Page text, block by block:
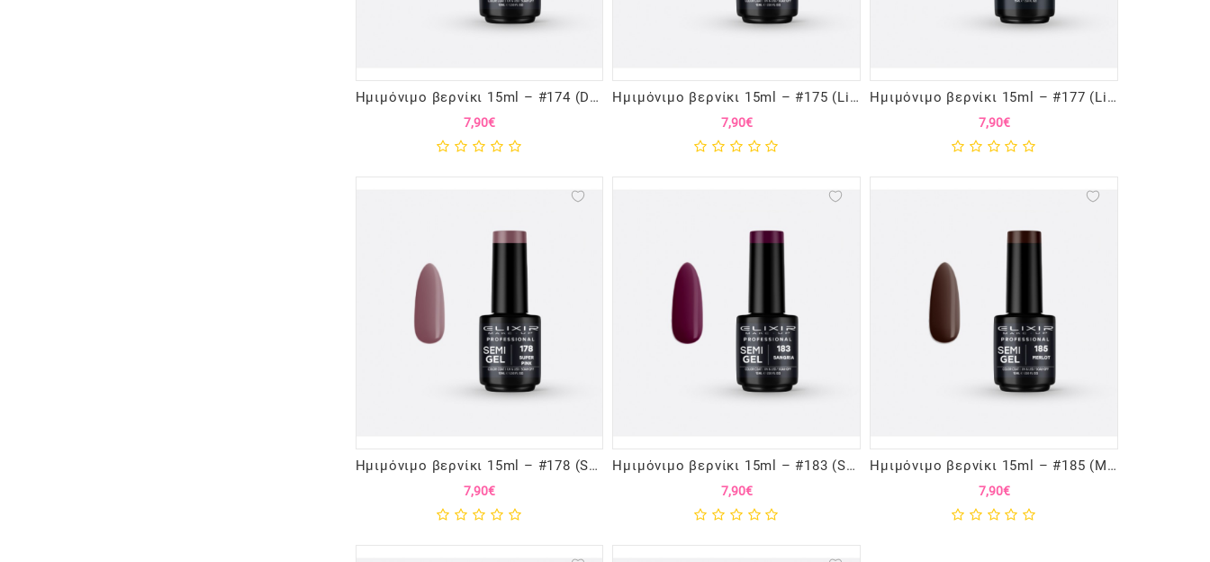
Ημιμόνιμο βερνίκι 15ml – #174 (Deep Taupe)
7,90€
Ημιμόνιμο βερνίκι 15ml – #175 (Light Beaver)
7,90€
Ημιμόνιμο βερνίκι 15ml – #177 (Light Pink)
7,90€
Ημιμόνιμο βερνίκι 15ml – #178 (Super Pink)
7,90€
Ημιμόνιμο βερνίκι 15ml – #183 (Sangria)
7,90€
Ημιμόνιμο βερνίκι 15ml – #185 (Merlot)
7,90€